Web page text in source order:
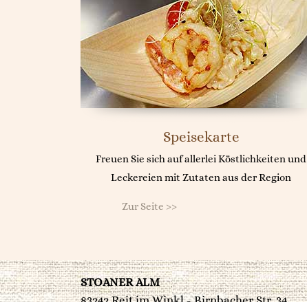
Speisekarte
Freuen Sie sich auf allerlei Köstlichkeiten und
Leckereien mit Zutaten aus der Region
Zur Seite >>
STOANER ALM